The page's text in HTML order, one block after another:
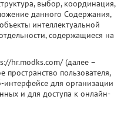
выбор, координация,
данного Содержания,
интеллектуальной
содержащиеся на
hr.modks.com/ (далее –
пользователя,
для организации
и для доступа к онлайн-